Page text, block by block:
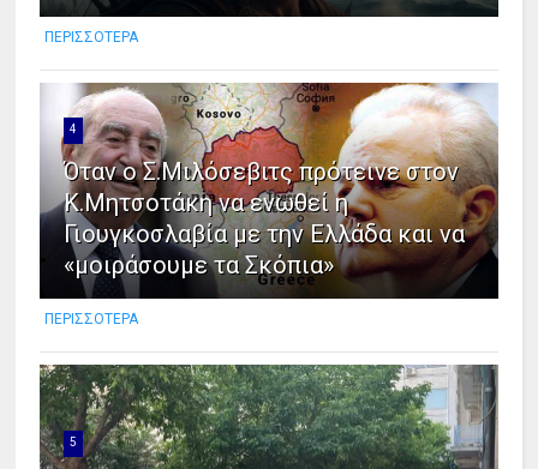
ΠΕΡΙΣΣΟΤΕΡΑ
4
Όταν ο Σ.Μιλόσεβιτς πρότεινε στον
Κ.Μητσοτάκη να ενωθεί η
Γιουγκοσλαβία με την Ελλάδα και να
«μοιράσουμε τα Σκόπια»
ΠΕΡΙΣΣΟΤΕΡΑ
5